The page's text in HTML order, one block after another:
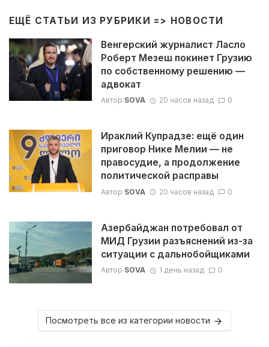
ЕЩЁ СТАТЬИ ИЗ РУБРИКИ => НОВОСТИ
Венгерский журналист Ласло
Роберт Мезеш покинет Грузию
по собственному решению —
адвокат
Автор SOVA 20 часов назад 0
Ираклий Купрадзе: ещё один
приговор Нике Мелии — не
правосудие, а продолжение
политической расправы
Автор SOVA 20 часов назад 0
Азербайджан потребовал от
МИД Грузии разъяснений из-за
ситуации с дальнобойщиками
Автор SOVA 1 день назад 0
Посмотреть все из категории новости